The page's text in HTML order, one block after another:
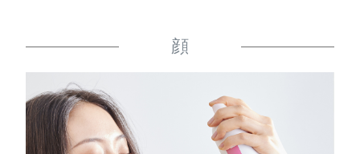
シプロリンです。
まろやかなタッチでやさしくなじみ、あれ
がちな肌もしっとりなめらかに
エモリエントオイルを高配合することで実現できた、ま
顔